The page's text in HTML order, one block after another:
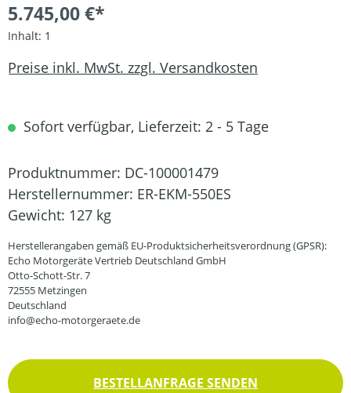
5.745,00 €*
Inhalt: 1
Preise inkl. MwSt. zzgl. Versandkosten
Sofort verfügbar, Lieferzeit: 2 - 5 Tage
Produktnummer: DC-100001479
Herstellernummer: ER-EKM-550ES
Gewicht: 127 kg
Herstellerangaben gemäß EU-Produktsicherheitsverordnung (GPSR):
Echo Motorgeräte Vertrieb Deutschland GmbH
Otto-Schott-Str. 7
72555 Metzingen
Deutschland
info@echo-motorgeraete.de
BESTELLANFRAGE SENDEN